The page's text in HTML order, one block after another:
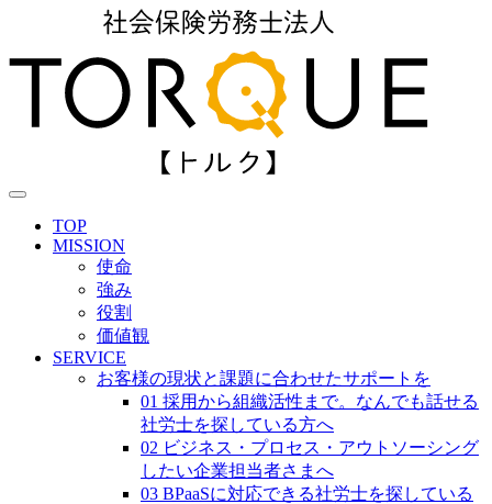
TOP
MISSION
使命
強み
役割
価値観
SERVICE
お客様の現状と課題に合わせたサポートを
01 採用から組織活性まで。なんでも話せる
社労士を探している方へ
02 ビジネス・プロセス・アウトソーシング
したい企業担当者さまへ
03 BPaaSに対応できる社労士を探している